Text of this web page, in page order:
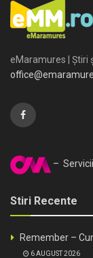
eMaramures | Știri
–
Stiri Recente
Remember –
6 AUGUST 2026